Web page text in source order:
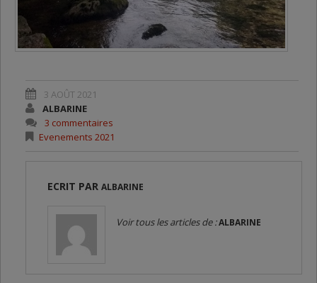
3 AOÛT 2021
ALBARINE
3 commentaires
Evenements 2021
ECRIT PAR ALBARINE
Voir tous les articles de :ALBARINE